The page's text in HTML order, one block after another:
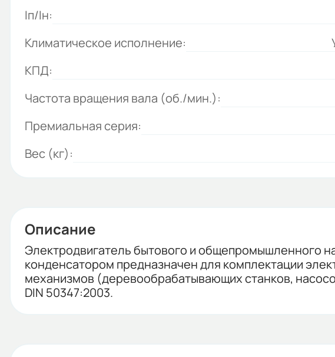
Iп/Iн:
Климатическое исполнение:
КПД:
Частота вращения вала (об./мин.):
Премиальная серия:
Вес (кг):
Описание
Электродвигатель бытового и общепромышленного
конденсатором предназначен для комплектации
механизмов (деревообрабатывающих станков,
DIN 50347:2003.